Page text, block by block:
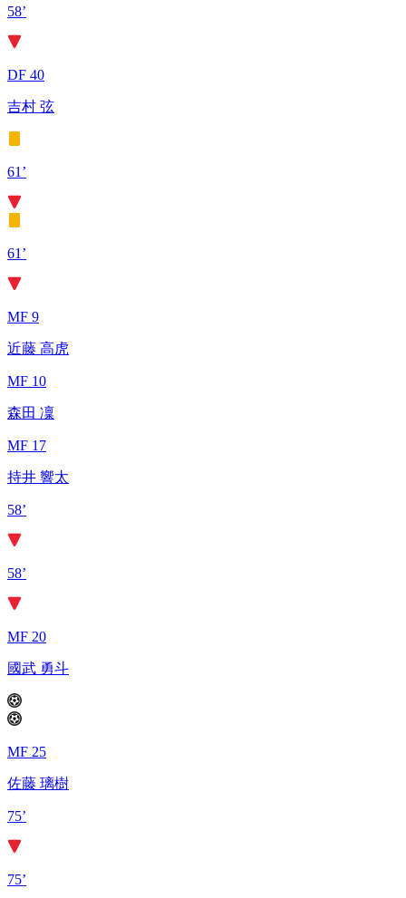
58’
DF 40
吉村 弦
61’
61’
MF 9
近藤 高虎
MF 10
森田 凜
MF 17
持井 響太
58’
58’
MF 20
國武 勇斗
MF 25
佐藤 璃樹
75’
75’